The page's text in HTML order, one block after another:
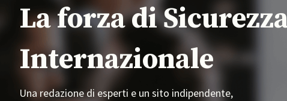
La forza di
Internazionale
Una redazione di esperti e un sito indipendente,